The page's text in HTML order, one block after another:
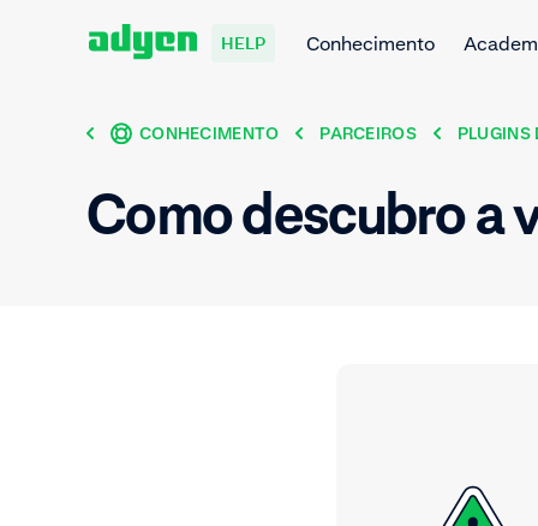
HELP Conhecimento
CONHECIMENTO PARCEIROS PLUGINS
Como descubro a